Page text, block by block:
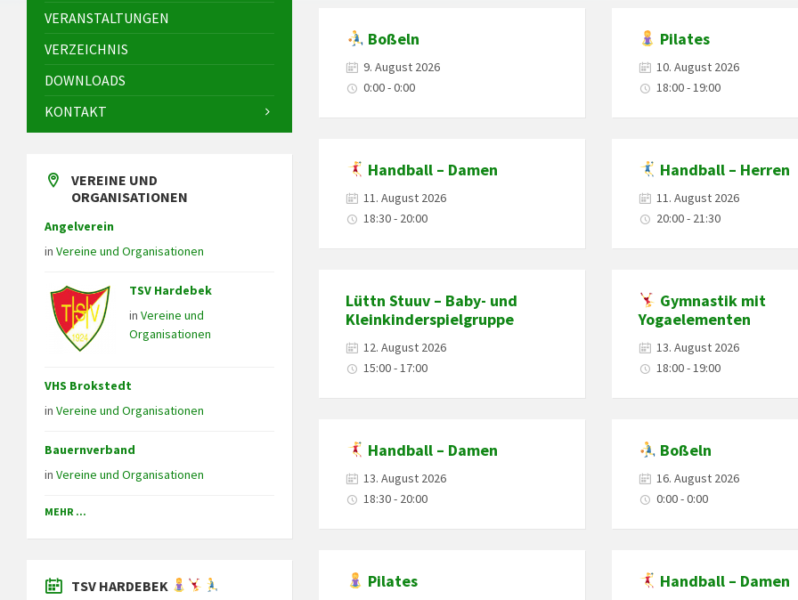
Boßeln
9. August 2026
0:00 - 0:00
Pilates
10. August 2026
18:00 - 19:00
Handball – Damen
11. August 2026
18:30 - 20:00
Handball – Herren
11. August 2026
20:00 - 21:30
Lüttn Stuuv – Baby- und
Kleinkinderspielgruppe
12. August 2026
15:00 - 17:00
Gymnastik mit
Yogaelementen
13. August 2026
18:00 - 19:00
Handball – Damen
13. August 2026
18:30 - 20:00
Boßeln
16. August 2026
0:00 - 0:00
Pilates Handball – Damen
VERANSTALTUNGEN
VERZEICHNIS
DOWNLOADS
KONTAKT
VEREINE UND
ORGANISATIONEN
Angelverein
in Vereine und Organisationen
TSV Hardebek
in Vereine und
Organisationen
VHS Brokstedt
in Vereine und Organisationen
Bauernverband
in Vereine und Organisationen
MEHR ...
TSV HARDEBEK